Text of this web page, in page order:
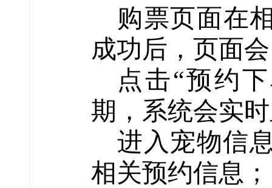
购票页面在
成功后，页面
点击“预约
期，系统会实
进入宠物信
相关预约信息；